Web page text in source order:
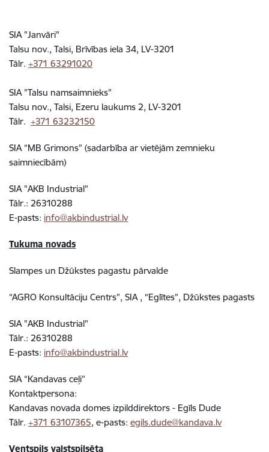
SIA "Janvāri"
Talsu nov., Talsi, Brīvības iela 34, LV-3201
Tālr. +371 63291020
SIA "Talsu namsaimnieks"
Talsu nov., Talsi, Ezeru laukums 2, LV-3201
Tālr. +371 63232150
SIA “MB Grimons” (sadarbība ar vietējām zemnieku
saimniecībām)
SIA "AKB Industrial"
Tālr.: 26310288
E-pasts: info@akbindustrial.lv
Tukuma novads
Slampes un Džūkstes pagastu pārvalde
“AGRO Konsultāciju Centrs”, SIA , “Eglītes”, Džūkstes pagasts
SIA "AKB Industrial"
Tālr.: 26310288
E-pasts: info@akbindustrial.lv
SIA “Kandavas ceļi”
Kontaktpersona:
Kandavas novada domes izpilddirektors - Egīls Dude
Tālr. +371 63107365, e-pasts: egils.dude@kandava.lv
Ventspils valstspilsēta